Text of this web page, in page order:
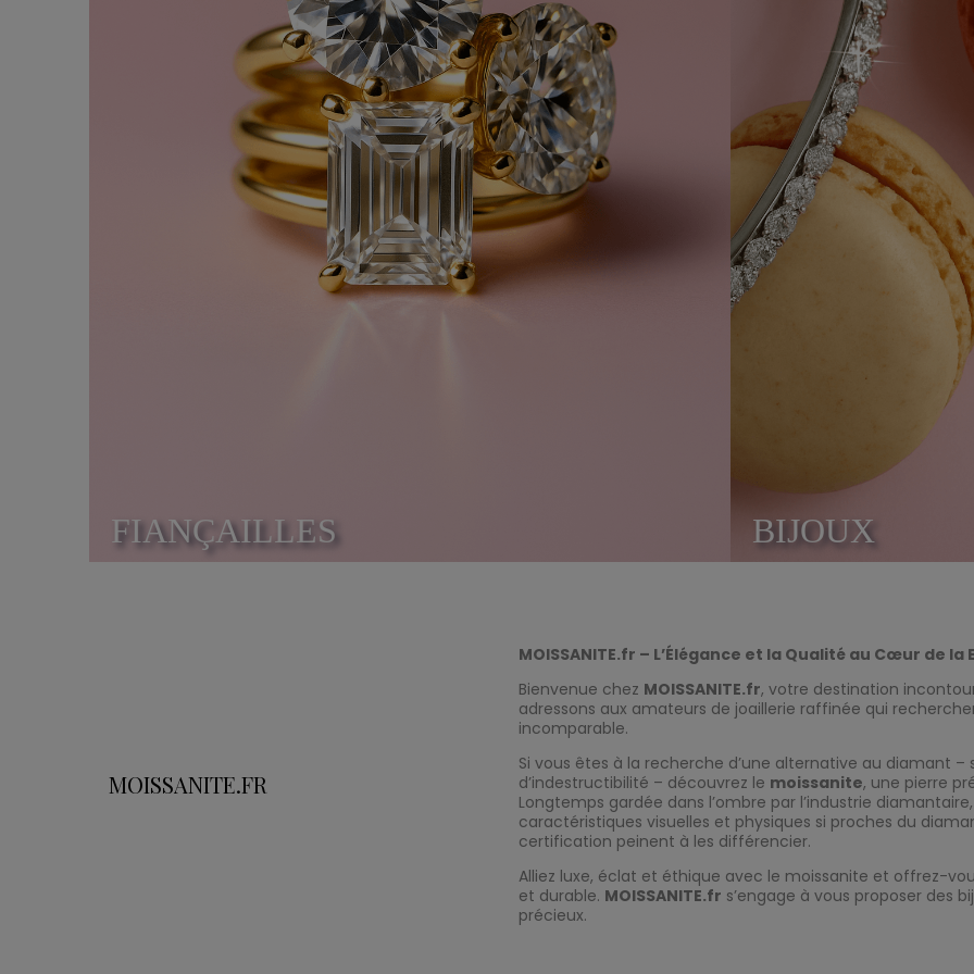
FIANÇAILLES BIJOUX
MOISSANITE.FR
MOISSANITE.fr – L’Élégance et la Qualité au Cœur de
Bienvenue chez MOISSANITE.fr, votre destination
adressons aux amateurs de joaillerie raffinée qui
incomparable.
Si vous êtes à la recherche d’une alternative au diamant
d’indestructibilité – découvrez le moissanite, une pierre
Longtemps gardée dans l’ombre par l’industrie
caractéristiques visuelles et physiques si proches du
certification peinent à les différencier.
Alliez luxe, éclat et éthique avec le moissanite et offrez-
et durable. MOISSANITE.fr s’engage à vous proposer des
précieux.